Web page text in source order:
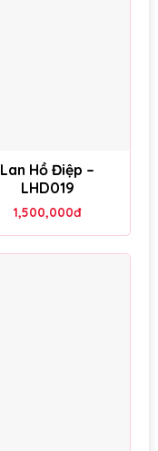
Lan Hồ Điệp –
LHD019
1,500,000đ